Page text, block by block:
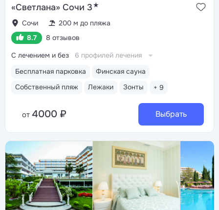
«Светлана» Сочи 3★
Сочи
200 м до пляжа
8.7
8 отзывов
Бесплатная парковка
Финская сауна
Собственный пляж
Лежаки Зонты + 9
С лечением и без 6 профилей лечения
от 4000 ₽ Выбрать